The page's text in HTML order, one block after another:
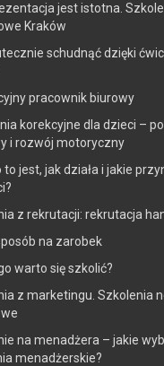
jest istotna.
Kraków
schudnąć dzięki
pracownik biurowy
korekcyjne dla dzieci –
i rozwój motoryczny
to jest, jak działa i jakie
z rekrutacji: rekrutacja
na zarobek
warto się szkolić?
z marketingu. Szkolenia
na menadżera – jakie
menadżerskie?